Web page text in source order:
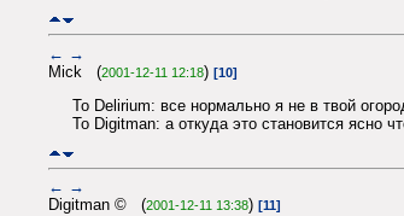
← →
Mick (2001-12-11 12:18) [10]
To Delirium: все нормально я не в твой
To Digitman: а откуда это становится ясно
← →
Digitman © (2001-12-11 13:38) [11]